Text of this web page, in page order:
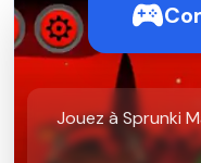
Jouez à Sprunki